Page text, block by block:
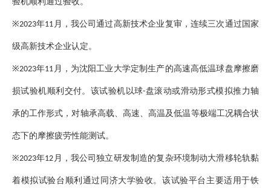
※2023年11 月，我公司通过高新技术企业复审，连续三次通过国家
级高新技术企业认定。
※2023年11 月，为沈阳工业大学定制生产的高速高低温球盘摩擦磨
损试验机顺利交付。该试验机以球-盘滚动或滑动形式模拟推力轴
承的工作形式，对轴承高载、高速、高温及低温等极端工况耦合状
态下的摩擦疲劳性能测试。
※2023年12 月，我公司独立研发制造的复杂环境制动大滑移轮轨黏
着模拟试验台顺利通过同济大学验收。该试验平台主要适用于铁